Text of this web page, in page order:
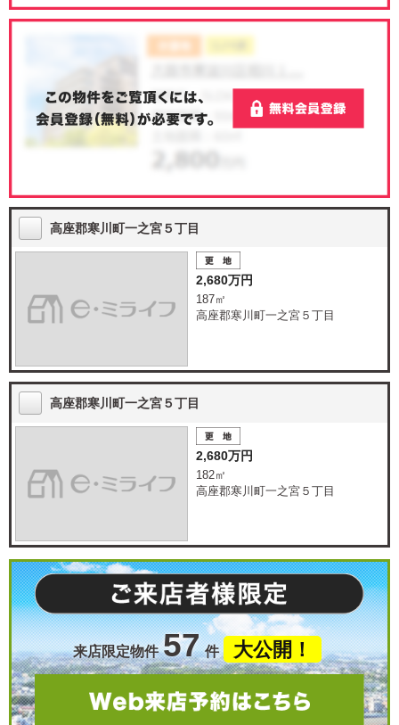
高座郡寒川町一之宮５丁目
2,680万円
187㎡
高座郡寒川町一之宮５丁目
高座郡寒川町一之宮５丁目
2,680万円
182㎡
高座郡寒川町一之宮５丁目
来店限定物件 57 件 大公開！